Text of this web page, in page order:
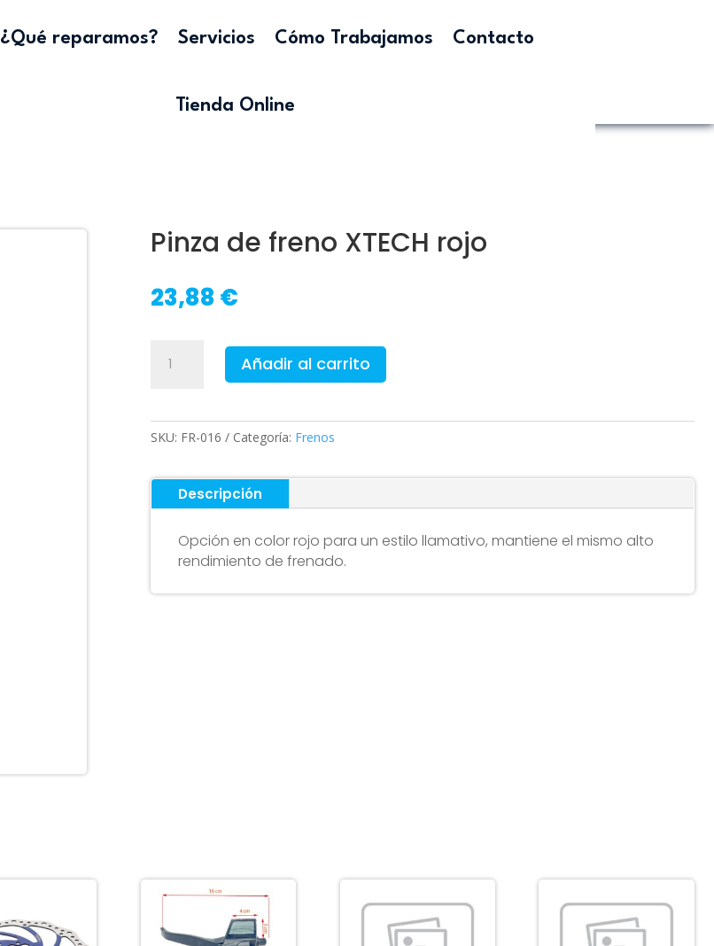
¿Qué reparamos? Servicios Cómo Trabajamos Contacto
Tienda Online
Pinza de freno XTECH rojo
23,88€
rojo
Añadir al carrito
SKU: FR-016 Categoría: Frenos
Descripción
Opción en color rojo para un estilo llamativo, mantiene el mismo alto
rendimiento de frenado.